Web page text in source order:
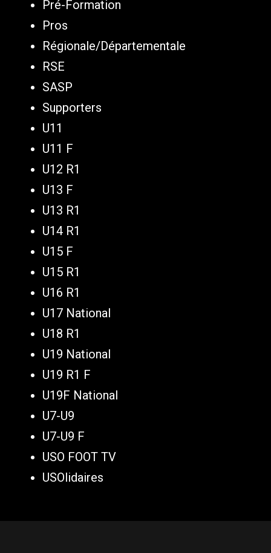
Pré-Formation
Pros
Régionale/Départementale
RSE
SASP
Supporters
U11
U11 F
U12 R1
U13 F
U13 R1
U14 R1
U15 F
U15 R1
U16 R1
U17 National
U18 R1
U19 National
U19 R1 F
U19F National
U7-U9
U7-U9 F
USO FOOT TV
USOlidaires